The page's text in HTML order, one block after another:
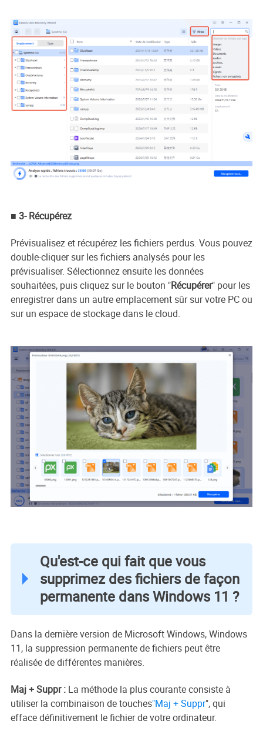
■ 3- Récupérez
Prévisualisez et récupérez les fichiers perdus. Vous pouvez
double-cliquer sur les fichiers analysés pour les
prévisualiser. Sélectionnez ensuite les données
souhaitées, puis cliquez sur le bouton "Récupérer" pour les
enregistrer dans un autre emplacement sûr sur votre PC ou
sur un espace de stockage dans le cloud.
Qu'est-ce qui fait que vous
supprimez des fichiers de façon
permanente dans Windows 11 ?
Dans la dernière version de Microsoft Windows, Windows
11, la suppression permanente de fichiers peut être
réalisée de différentes manières.
Maj + Suppr :La méthode la plus courante consiste à
utiliser la combinaison de touches"Maj + Suppr", qui
efface définitivement le fichier de votre ordinateur.